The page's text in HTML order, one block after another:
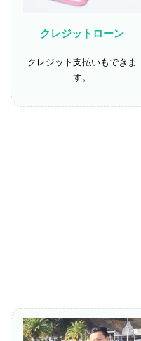
クレジットローン
クレジット支払いもできま
す。